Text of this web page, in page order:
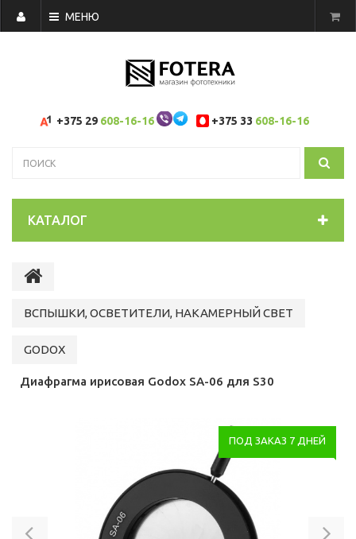
МЕНЮ
+375 29 608-16-16 +375 33 608-16-16
КАТАЛОГ
ВСПЫШКИ, ОСВЕТИТЕЛИ, НАКАМЕРНЫЙ СВЕТ
GODOX
Диафрагма ирисовая Godox SA-06 для S30
ПОД ЗАКАЗ 7 ДНЕЙ
Previous